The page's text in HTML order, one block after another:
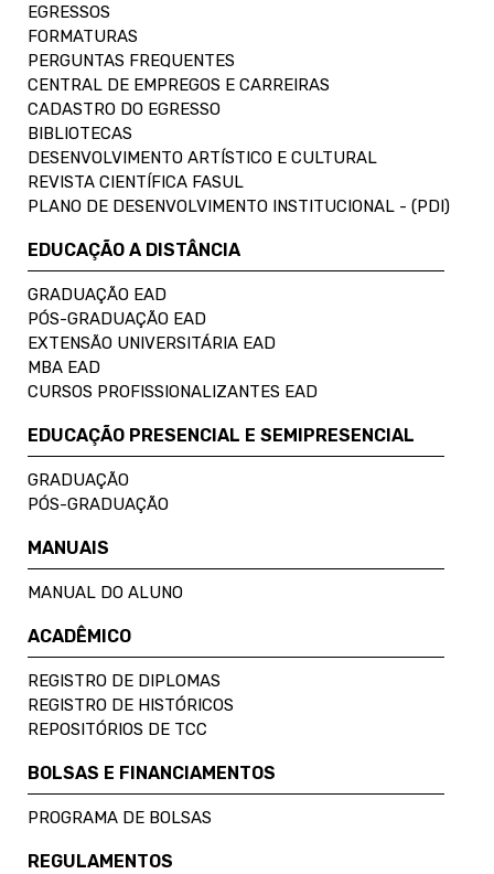
EGRESSOS
FORMATURAS
PERGUNTAS FREQUENTES
CENTRAL DE EMPREGOS E CARREIRAS
CADASTRO DO EGRESSO
BIBLIOTECAS
DESENVOLVIMENTO ARTÍSTICO E CULTURAL
REVISTA CIENTÍFICA FASUL
PLANO DE DESENVOLVIMENTO INSTITUCIONAL - (PDI)
EDUCAÇÃO A DISTÂNCIA
GRADUAÇÃO EAD
PÓS-GRADUAÇÃO EAD
EXTENSÃO UNIVERSITÁRIA EAD
MBA EAD
CURSOS PROFISSIONALIZANTES EAD
EDUCAÇÃO PRESENCIAL E SEMIPRESENCIAL
GRADUAÇÃO
PÓS-GRADUAÇÃO
MANUAIS
MANUAL DO ALUNO
ACADÊMICO
REGISTRO DE DIPLOMAS
REGISTRO DE HISTÓRICOS
REPOSITÓRIOS DE TCC
BOLSAS E FINANCIAMENTOS
PROGRAMA DE BOLSAS
REGULAMENTOS